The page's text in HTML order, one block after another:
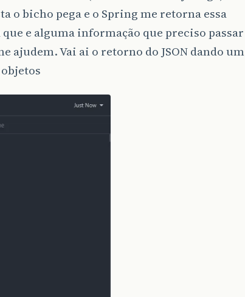
o bicho pega e o Spring me retorna essa
e alguma informação que preciso passar
ajudem. Vai ai o retorno do JSON dando um